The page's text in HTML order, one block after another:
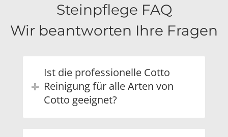
Steinpflege FAQ
Wir beantworten Ihre Fragen
Ist die professionelle Cotto
Reinigung für alle Arten von
Cotto geeignet?